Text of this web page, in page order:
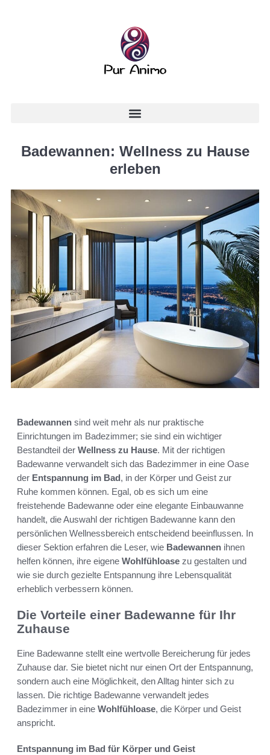
Badewannen: Wellness zu Hause
erleben
Badewannen sind weit mehr als nur praktische
Einrichtungen im Badezimmer; sie sind ein wichtiger
Bestandteil der Wellness zu Hause. Mit der richtigen
Badewanne verwandelt sich das Badezimmer in eine Oase
der Entspannung im Bad, in der Körper und Geist zur
Ruhe kommen können. Egal, ob es sich um eine
freistehende Badewanne oder eine elegante Einbauwanne
handelt, die Auswahl der richtigen Badewanne kann den
persönlichen Wellnessbereich entscheidend beeinflussen. In
dieser Sektion erfahren die Leser, wie Badewannen ihnen
helfen können, ihre eigene Wohlfühloase zu gestalten und
wie sie durch gezielte Entspannung ihre Lebensqualität
erheblich verbessern können.
Die Vorteile einer Badewanne für Ihr
Zuhause
Eine Badewanne stellt eine wertvolle Bereicherung für jedes
Zuhause dar. Sie bietet nicht nur einen Ort der Entspannung,
sondern auch eine Möglichkeit, den Alltag hinter sich zu
lassen. Die richtige Badewanne verwandelt jedes
Badezimmer in eine Wohlfühloase, die Körper und Geist
anspricht.
Entspannung im Bad für Körper und Geist